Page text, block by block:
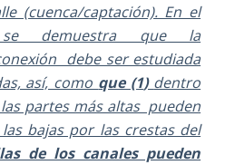
(cuenca/captación). En el
se demuestra que la
debe ser estudiada
así, como que (1) dentro
partes más altas pueden
bajas por las crestas del
de los canales pueden